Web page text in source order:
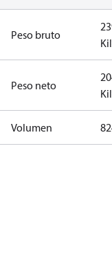
Peso bruto
Peso neto
Volumen